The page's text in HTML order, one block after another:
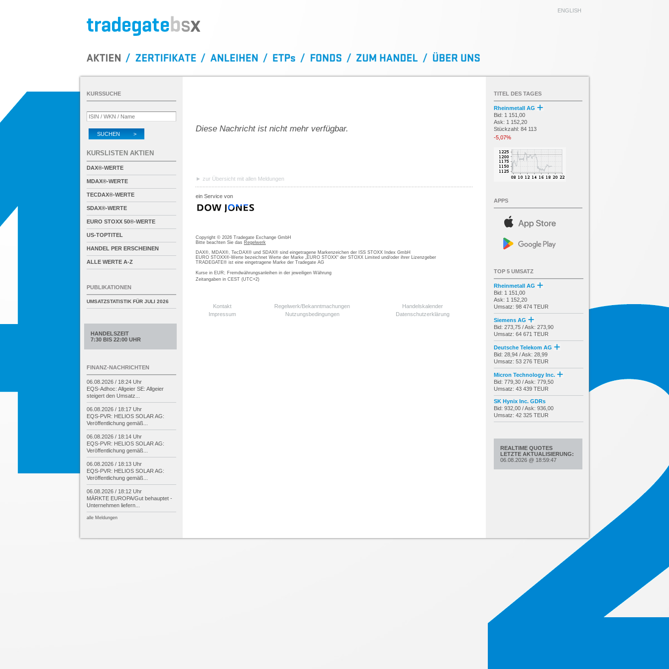
ENGLISH
Diese Nachricht ist nicht mehr verfügbar.
zur Übersicht mit allen Meldungen
ein Service von
Copyright © 2026 Tradegate Exchange GmbH
Bitte beachten Sie das Regelwerk
DAX®, MDAX®, TecDAX® und SDAX® sind eingetragene Markenzeichen der ISS STOXX Index GmbH
EURO STOXX®-Werte bezeichnet Werte der Marke „EURO STOXX“ der STOXX Limited und/oder ihrer Lizenzgeber
TRADEGATE® ist eine eingetragene Marke der Tradegate AG
Kurse in EUR; Fremdwährungsanleihen in der jeweiligen Währung
Zeitangaben in CEST (UTC+2)
Kontakt Regelwerk/Bekanntmachungen
Handelskalender
Impressum
Nutzungsbedingungen Datenschutzerklärung
KURSSUCHE
SUCHEN >
KURSLISTEN AKTIEN
DAX®-WERTE
MDAX®-WERTE
TECDAX®-WERTE
SDAX®-WERTE
EURO STOXX 50®-WERTE
US-TOPTITEL
HANDEL PER ERSCHEINEN
ALLE WERTE A-Z
PUBLIKATIONEN
UMSATZSTATISTIK FÜR JULI 2026
HANDELSZEIT
7:30 BIS 22:00 UHR
FINANZ-NACHRICHTEN
06.08.2026 / 18:24 Uhr
EQS-Adhoc: Allgeier SE: Allgeier
steigert den Umsatz...
06.08.2026 / 18:17 Uhr
EQS-PVR: HELIOS SOLAR AG:
Veröffentlichung gemäß...
06.08.2026 / 18:14 Uhr
EQS-PVR: HELIOS SOLAR AG:
Veröffentlichung gemäß...
06.08.2026 / 18:13 Uhr
EQS-PVR: HELIOS SOLAR AG:
Veröffentlichung gemäß...
06.08.2026 / 18:12 Uhr
MÄRKTE EUROPA/Gut behauptet -
Unternehmen liefern...
alle Meldungen
TITEL DES TAGES
Rheinmetall AG
Bid: 1 151,00
Ask: 1 152,20
Stückzahl: 84 113
-5,07%
APPS
TOP 5 UMSATZ
Rheinmetall AG
Bid: 1 151,00
Ask: 1 152,20
Umsatz: 98 474 TEUR
Siemens AG
Bid: 273,75 / Ask: 273,90
Umsatz: 64 671 TEUR
Deutsche Telekom AG
Bid: 28,94 / Ask: 28,99
Umsatz: 53 276 TEUR
Micron Technology Inc.
Bid: 779,30 / Ask: 779,50
Umsatz: 43 439 TEUR
SK Hynix Inc. GDRs
Bid: 932,00 / Ask: 936,00
Umsatz: 42 325 TEUR
REALTIME QUOTES
LETZTE AKTUALISIERUNG:
06.08.2026 @ 18:59:47